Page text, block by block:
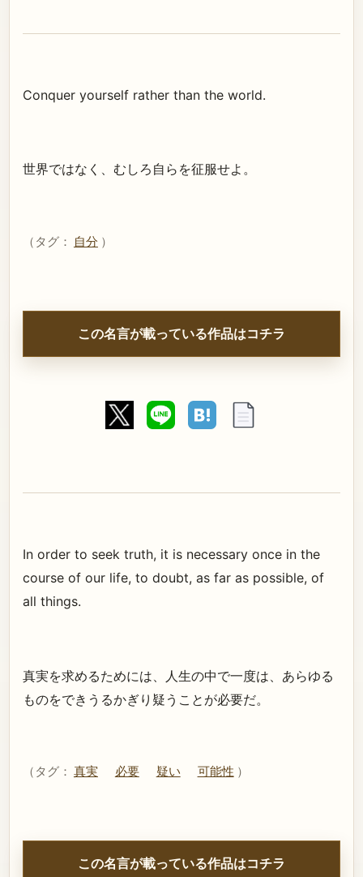
Conquer yourself rather than the world.
世界ではなく、むしろ自らを征服せよ。
（タグ： 自分 ）
この名言が載っている作品はコチラ
In order to seek truth, it is necessary once in the
course of our life, to doubt, as far as possible, of
all things.
真実を求めるためには、人生の中で一度は、あらゆる
ものをできうるかぎり疑うことが必要だ。
（タグ： 真実 必要 疑い 可能性 ）
この名言が載っている作品はコチラ